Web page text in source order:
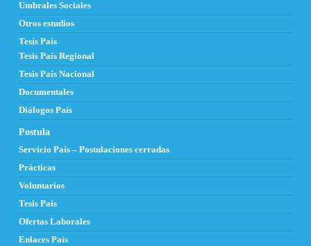
Umbrales Sociales
Otros estudios
Tesis País
Tesis País Regional
Tesis País Nacional
Documentales
Diálogos País
Postula
Servicio País – Postulaciones cerradas
Prácticas
Voluntarios
Tesis País
Ofertas Laborales
Enlaces País